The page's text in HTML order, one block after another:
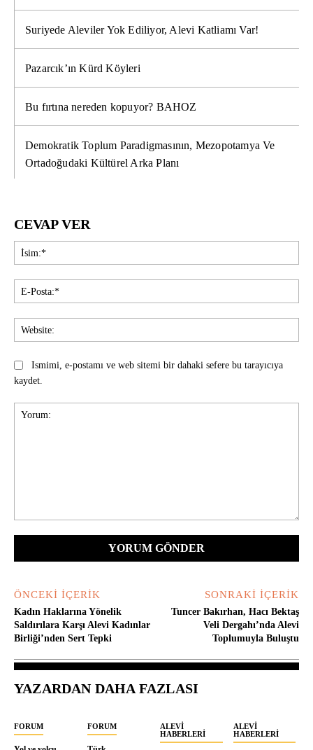
Suriyede Aleviler Yok Ediliyor, Alevi Katliamı Var!
Pazarcık’ın Kürd Köyleri
Bu fırtına nereden kopuyor? BAHOZ
Demokratik Toplum Paradigmasının, Mezopotamya Ve
Ortadoğudaki Kültürel Arka Planı
CEVAP VER
Ismimi, e-postamı ve web sitemi bir dahaki sefere bu tarayıcıya
kaydet.
ÖNCEKI İÇERIK
Kadın Haklarına Yönelik
Saldırılara Karşı Alevi Kadınlar
Birliği’nden Sert Tepki
SONRAKI İÇERIK
Tuncer Bakırhan, Hacı Bektaş
Veli Dergahı’nda Alevi
Toplumuyla Buluştu
YAZARDAN DAHA FAZLASI
FORUM FORUM
ALEVI
HABERLERI
ALEVI
HABERLERI